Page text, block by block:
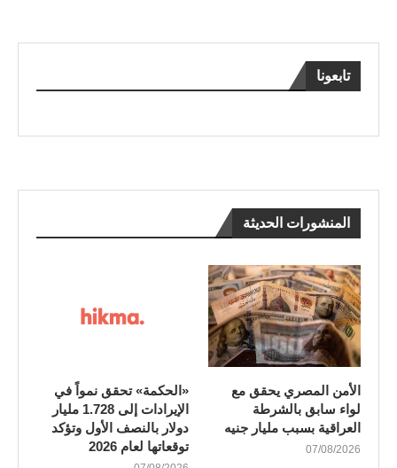
تابعونا
المنشورات الحديثة
الأمن المصري يحقق مع
لواء سابق بالشرطة
العراقية بسبب مليار جنيه
07/08/2026
«الحكمة» تحقق نمواً في
الإيرادات إلى 1.728 مليار
دولار بالنصف الأول وتؤكد
توقعاتها لعام 2026